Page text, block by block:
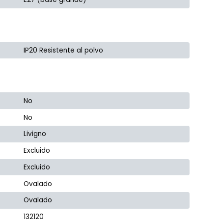
IP20 Resistente al polvo
No
No
Livigno
Excluido
Excluido
Ovalado
Ovalado
132120